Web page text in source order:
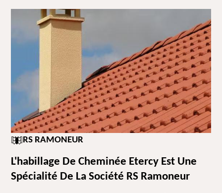
RS RAMONEUR
L'habillage De Cheminée Etercy Est Une
Spécialité De La Société RS Ramoneur